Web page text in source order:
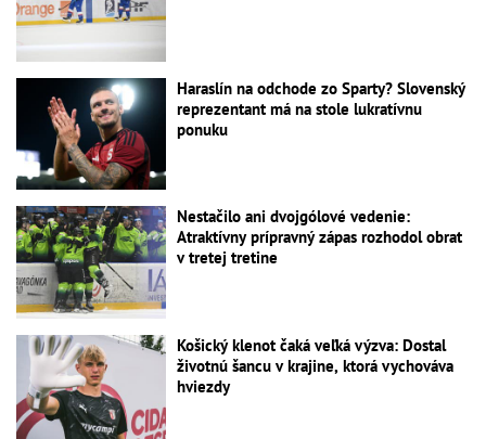
Haraslín na odchode zo Sparty? Slovenský
reprezentant má na stole lukratívnu
ponuku
Nestačilo ani dvojgólové vedenie:
Atraktívny prípravný zápas rozhodol obrat
v tretej tretine
Košický klenot čaká veľká výzva: Dostal
životnú šancu v krajine, ktorá vychováva
hviezdy